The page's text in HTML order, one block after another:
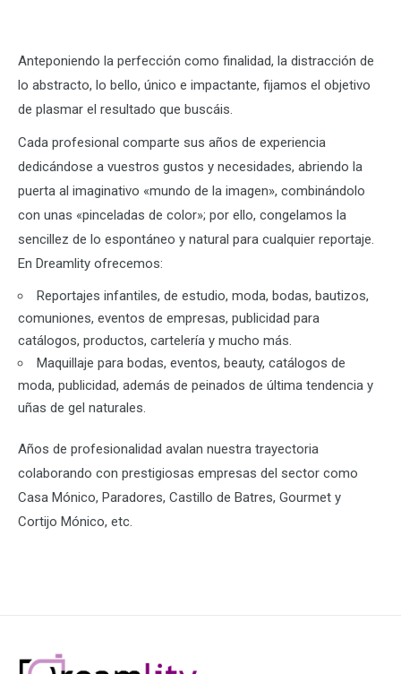
Anteponiendo la perfección como finalidad, la distracción de
lo abstracto, lo bello, único e impactante, fijamos el objetivo
de plasmar el resultado que buscáis.
Cada profesional comparte sus años de experiencia
dedicándose a vuestros gustos y necesidades, abriendo la
puerta al imaginativo «mundo de la imagen», combinándolo
con unas «pinceladas de color»; por ello, congelamos la
sencillez de lo espontáneo y natural para cualquier reportaje.
En Dreamlity ofrecemos:
Reportajes infantiles, de estudio, moda, bodas, bautizos,
comuniones, eventos de empresas, publicidad para
catálogos, productos, cartelería y mucho más.
Maquillaje para bodas, eventos, beauty, catálogos de
moda, publicidad, además de peinados de última tendencia y
uñas de gel naturales.
Años de profesionalidad avalan nuestra trayectoria
colaborando con prestigiosas empresas del sector como
Casa Mónico, Paradores, Castillo de Batres, Gourmet y
Cortijo Mónico, etc.